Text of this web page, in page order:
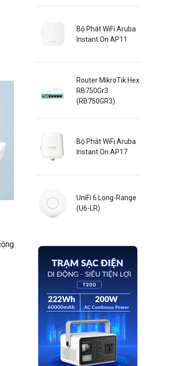
Bộ Phát WiFi Aruba
Instant On AP11
Router MikroTik Hex
RB750Gr3
(RB750GR3)
Bộ Phát WiFi Aruba
Instant On AP17
UniFi 6 Long-Range
(U6-LR)